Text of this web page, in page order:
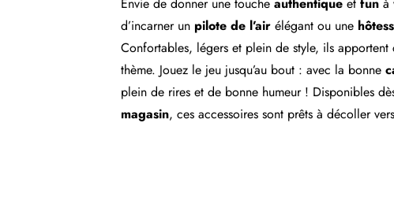
d’incarner un pilote de l’airélégant ou une
Confortables, légers et plein de style, ils
thème. Jouez le jeu jusqu’au bout : avec la bonne
plein de rires et de bonne humeur ! Disponibles
magasin, ces accessoires sont prêts à décoller